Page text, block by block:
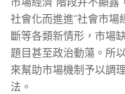
社會化而進進“社會市場
斷等各類新情形，市場
題目甚至政治動蕩。所
來幫助市場機制予以調
法。